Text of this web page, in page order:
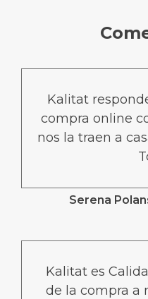
Kalitat
compra online
nos la traen a
Serena
Kalitat es
de la compra a